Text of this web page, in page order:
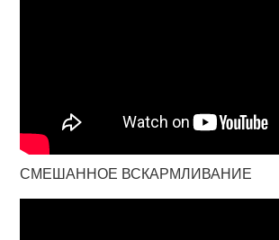
СМЕШАННОЕ ВСКАРМЛИВАНИЕ